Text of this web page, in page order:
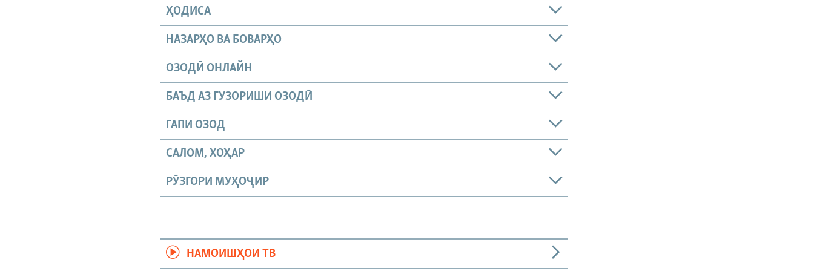
ҲОДИСА
НАЗАРҲО ВА БОВАРҲО
ОЗОДӢ ОНЛАЙН
БАЪД АЗ ГУЗОРИШИ ОЗОДӢ
ГАПИ ОЗОД
САЛОМ, ХОҲАР
РӮЗГОРИ МУҲОҶИР
НАМОИШҲОИ ТВ